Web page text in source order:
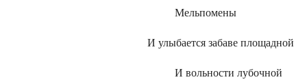
Мельпомены
И улыбается забаве площадной
И вольности лубочной